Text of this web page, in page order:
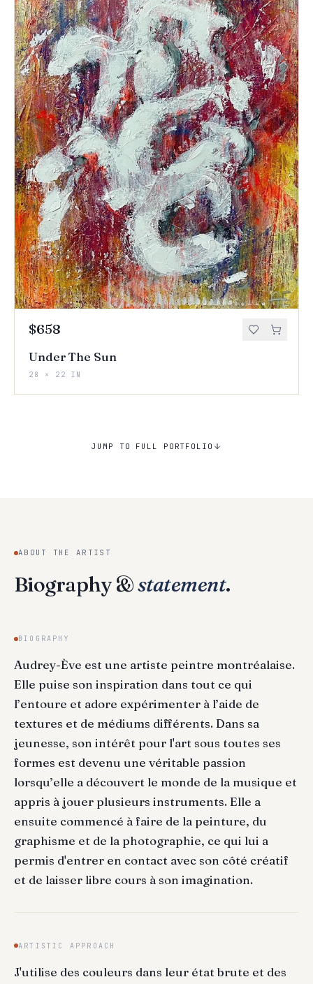
$658
Under The Sun
28 × 22 IN
JUMP TO FULL PORTFOLIO
ABOUT THE ARTIST
Biography &statement.
BIOGRAPHY
Audrey-Ève est une artiste peintre montréalaise.
Elle puise son inspiration dans tout ce qui
l’entoure et adore expérimenter à l’aide de
textures et de médiums différents. Dans sa
jeunesse, son intérêt pour l'art sous toutes ses
formes est devenu une véritable passion
lorsqu’elle a découvert le monde de la musique et
appris à jouer plusieurs instruments. Elle a
ensuite commencé à faire de la peinture, du
graphisme et de la photographie, ce qui lui a
permis d'entrer en contact avec son côté créatif
et de laisser libre cours à son imagination.
ARTISTIC APPROACH
J'utilise des couleurs dans leur état brute et des